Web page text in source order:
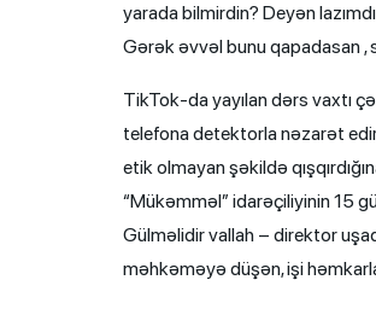
yarada bilmirdin? Deyən
Gərək əvvəl bunu qapadasan ,
TikTok-da yayılan dərs vaxtı
telefona detektorla nəzarət
etik olmayan şəkildə
“Mükəmməl” idarəçiliyinin 15
Gülməlidir vallah – direktor
məhkəməyə düşən, işi